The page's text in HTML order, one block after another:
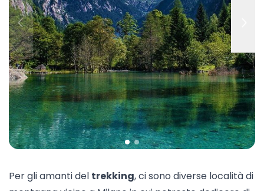
Per gli amanti del trekking, ci sono diverse località di